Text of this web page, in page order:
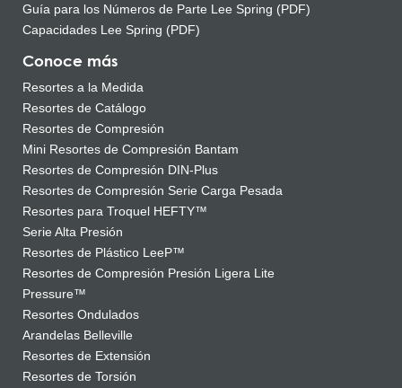
Guía para los Números de Parte Lee Spring (PDF)
Capacidades Lee Spring (PDF)
Conoce más
Resortes a la Medida
Resortes de Catálogo
Resortes de Compresión
Mini Resortes de Compresión Bantam
Resortes de Compresión DIN-Plus
Resortes de Compresión Serie Carga Pesada
Resortes para Troquel HEFTY™
Serie Alta Presión
Resortes de Plástico LeeP™
Resortes de Compresión Presión Ligera Lite
Pressure™
Resortes Ondulados
Arandelas Belleville
Resortes de Extensión
Resortes de Torsión